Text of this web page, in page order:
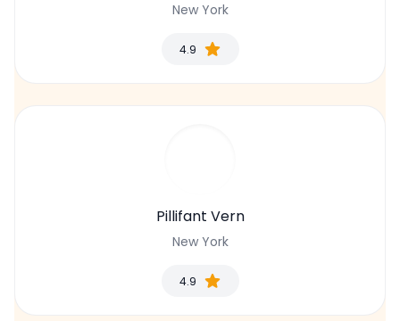
New York
4.9
Pillifant Vern
New York
4.9